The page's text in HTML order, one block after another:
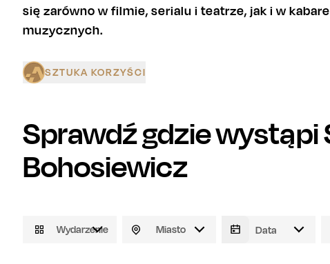
się zarówno w filmie, serialu i teatrze, jak i w
muzycznych.
SZTUKA KORZYŚCI
Sprawdź gdzie wystąpi
Bohosiewicz
Wydarzenie Miasto